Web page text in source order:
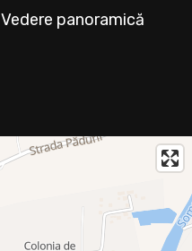
Vedere panoramică